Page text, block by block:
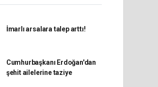
İmarlı arsalara talep arttı!
Cumhurbaşkanı Erdoğan'dan
şehit ailelerine taziye